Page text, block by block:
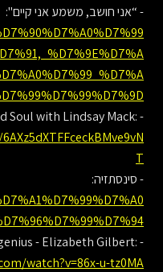
- “אני חושב, משמע אני קיים":
- Tarot for the Wild Soul with Lindsay Mack:
T
- סינסתזיה:
- Your elusive creative genius - Elizabeth Gilbert:
watch?v=86x-u-tz0MA